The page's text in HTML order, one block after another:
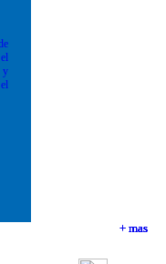
+ mas
+ mas
+ mas
y
+ mas